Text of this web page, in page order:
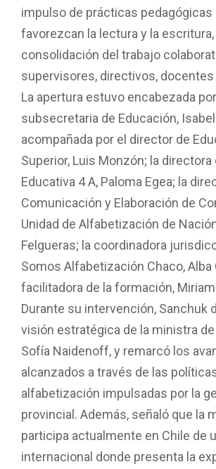
impulso de prácticas pedagógicas
favorezcan la lectura y la escritura,
consolidación del trabajo
supervisores, directivos,
La apertura estuvo encabezada
subsecretaria de Educación,
acompañada por el director de
Superior, Luis Monzón; la directora
Educativa 4 A, Paloma Egea; la
Comunicación y Elaboración de
Unidad de Alfabetización de
Felgueras; la coordinadora
Somos Alfabetización Chaco, Alba
facilitadora de la formación,
Durante su intervención, Sanchuk
visión estratégica de la ministra
Sofía Naidenoff, y remarcó los
alcanzados a través de las
alfabetización impulsadas por la
provincial. Además, señaló que la
participa actualmente en Chile de
internacional donde presenta la